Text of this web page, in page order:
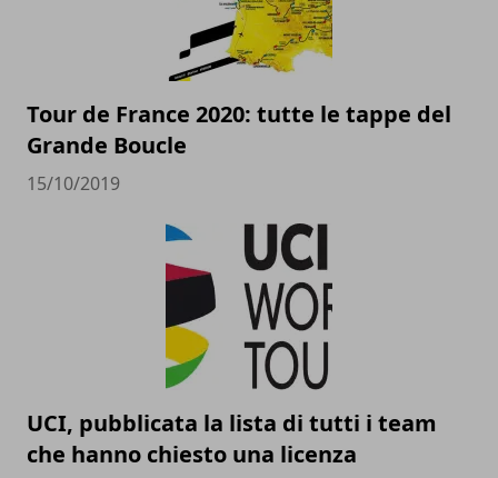
Tour de France 2020: tutte le tappe del
Grande Boucle
15/10/2019
UCI, pubblicata la lista di tutti i team
che hanno chiesto una licenza